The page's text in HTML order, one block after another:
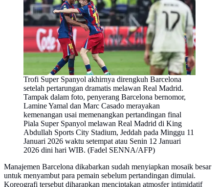
Trofi Super Spanyol akhirnya direngkuh Barcelona
setelah pertarungan dramatis melawan Real Madrid.
Tampak dalam foto, penyerang Barcelona bernomor,
Lamine Yamal dan Marc Casado merayakan
kemenangan usai memenangkan pertandingan final
Piala Super Spanyol melawan Real Madrid di King
Abdullah Sports City Stadium, Jeddah pada Minggu 11
Januari 2026 waktu setempat atau Senin 12 Januari
2026 dini hari WIB. (Fadel SENNA/AFP)
Manajemen Barcelona dikabarkan sudah menyiapkan mosaik besar
untuk menyambut para pemain sebelum pertandingan dimulai.
Koreografi tersebut diharapkan menciptakan atmosfer intimidatif